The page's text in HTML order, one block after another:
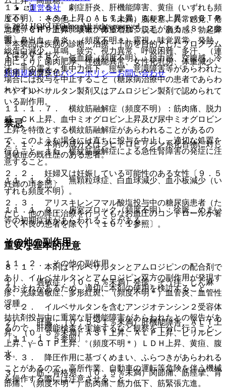
１０）． その他：（０．５％未満）脳梗塞、異常感覚、倦
怠感、ＣＲＰ上昇、咳嗽、体重増加、脱毛、脱力感、勃起障
害、鼻出血、鼻炎、（頻度不明＊）霧視、味覚異常、発熱、
総蛋白減少、耳鳴、疲労、視力異常、呼吸困難、多汗、（連
用により）歯肉肥厚、性機能異常、女性化乳房、体重減少、
疼痛、皮膚変色。
＊）イルベサルタン製剤又はアムロジピン製剤で認められて
いる副作用。
禁忌
２．１． 本剤の成分又はジヒドロピリジン系化合物に対し
過敏症の既往歴のある患者。
２．２． 妊婦又は妊娠している可能性のある女性〔９．５
妊婦の項参照〕。
２．３． アリスキレンフマル酸塩投与中の糖尿病患者（た
だし、他の降圧治療を行ってもなお血圧のコントロールが著
しく不良の患者を除く）〔１０．１参照〕。
重要な基本的注意
８．１． 本剤はイルベサルタンとアムロジピンの配合剤で
あり、イルベサルタンとアムロジピン双方の副作用が発現す
るおそれがあるため、適切に本剤の使用を検討すること。
８．２． イルベサルタンを含むアンジオテンシン２受容体
拮抗剤投与中に重篤な肝機能障害があらわれたとの報告があ
るので、肝機能検査を実施するなど観察を十分に行うこと
〔１１．１．５参照〕。
８．３． 降圧作用に基づくめまい、ふらつきがあらわれる
ことがあるので、高所作業、自動車の運転等危険を伴う機械
を操作する際には注意させること。
１１．１．５． 劇症肝炎、肝機能障害、黄疸（いずれも頻
度不明）：ＡＳＴ上昇、ＡＬＴ上昇、ＡＬＰ上昇、γ−ＧＴＰ
上昇等を伴う肝機能障害があらわれることがある〔８．２参
照〕。
１１．１．６． 低血糖（頻度不明）：脱力感、空腹感、冷
汗、手の震え、集中力低下、痙攣、意識障害等があらわれた
場合には投与を中止すること（糖尿病治療中の患者であらわ
れやすい）。
１１．１．７． 横紋筋融解症（頻度不明）：筋肉痛、脱力
感、ＣＫ上昇、血中ミオグロビン上昇及び尿中ミオグロビン
上昇を特徴とする横紋筋融解症があらわれることがあるの
で、このような場合には直ちに投与を中止し、適切な処置を
行うこと。また、横紋筋融解症による急性腎障害の発症に注
意すること。
１１．１．８． 無顆粒球症、白血球減少、血小板減少（い
ずれも頻度不明）。
１１．１．９． 房室ブロック（頻度不明）：徐脈、めまい
等の初期症状があらわれることがある。
その他の副作用
１１．２． その他の副作用
１）． 過敏症：（０．５％未満）発疹、そう痒、じん麻
疹、光線過敏症、多形紅斑、（頻度不明＊）血管炎、血管性
浮腫。
２）． 肝臓：（０．５〜１％未満）肝機能障害、ＡＬＴ上
昇、（０．５％未満）ＡＳＴ上昇、ＡＬＰ上昇、ビリルビン
上昇、γ−ＧＴＰ上昇、（頻度不明＊）ＬＤＨ上昇、黄疸、腹
水。
３）． 筋・骨格系：（０．５％未満）関節痛、筋痙攣、背
部痛、（頻度不明＊）筋肉痛、筋力低下、筋緊張亢進。
運営会社
© 2021 HOKUTO Inc. All rights reserved.
※本製品は疾病の診断・治療・予防を目的としたプログラム
ではありません。
利用規約プライバシーポリシーお問い合わせ